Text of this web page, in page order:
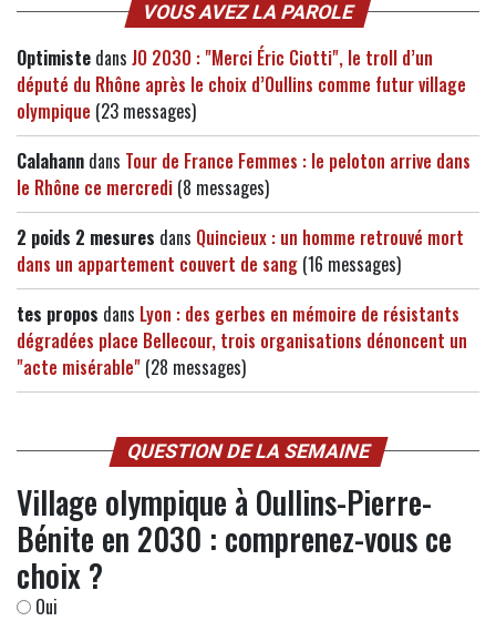
VOUS AVEZ LA PAROLE
Optimiste dans JO 2030 : "Merci Éric Ciotti", le troll d’un
député du Rhône après le choix d’Oullins comme futur village
olympique (23 messages)
Calahann dans Tour de France Femmes : le peloton arrive dans
le Rhône ce mercredi (8 messages)
2 poids 2 mesures dans Quincieux : un homme retrouvé mort
dans un appartement couvert de sang (16 messages)
tes propos dans Lyon : des gerbes en mémoire de résistants
dégradées place Bellecour, trois organisations dénoncent un
"acte misérable" (28 messages)
QUESTION DE LA SEMAINE
Village olympique à Oullins-Pierre-
Bénite en 2030 : comprenez-vous ce
choix ?
Oui